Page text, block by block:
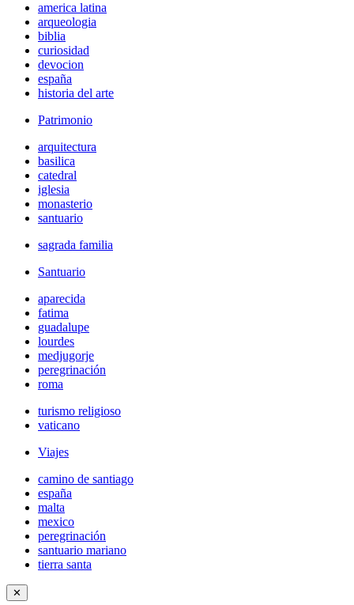
america latina
arqueologia
biblia
curiosidad
devocion
españa
historia del arte
Patrimonio
arquitectura
basilica
catedral
iglesia
monasterio
santuario
sagrada familia
Santuario
aparecida
fatima
guadalupe
lourdes
medjugorje
peregrinación
roma
turismo religioso
vaticano
Viajes
camino de santiago
españa
malta
mexico
peregrinación
santuario mariano
tierra santa
✕